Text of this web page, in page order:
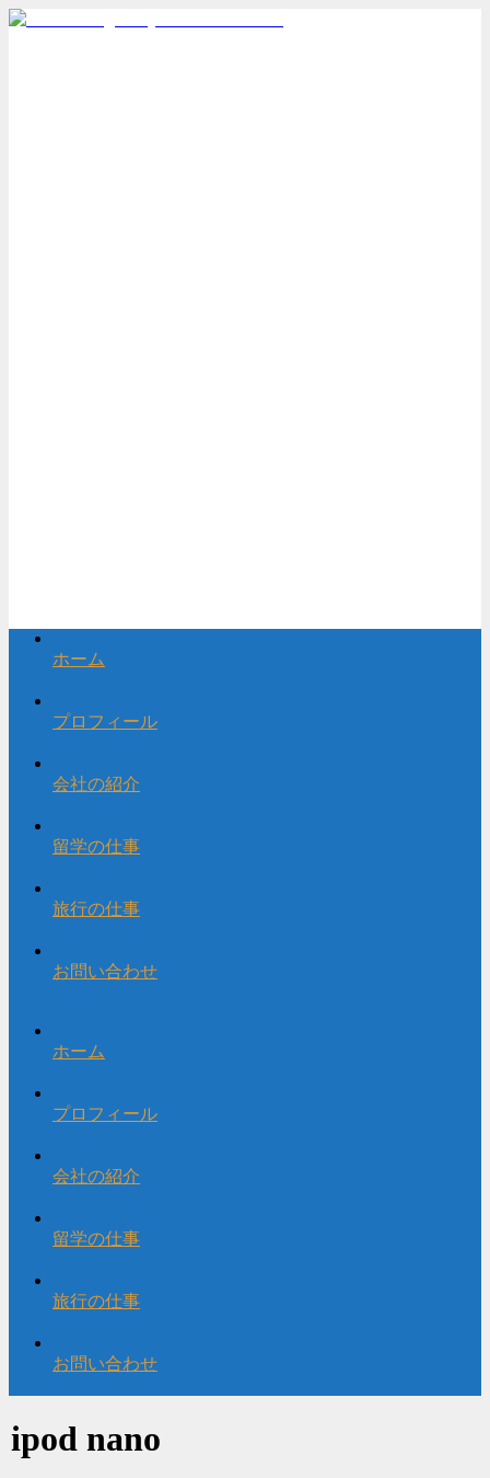
ホーム
プロフィール
会社の紹介
留学の仕事
旅行の仕事
お問い合わせ
ホーム
プロフィール
会社の紹介
留学の仕事
旅行の仕事
お問い合わせ
ipod nano